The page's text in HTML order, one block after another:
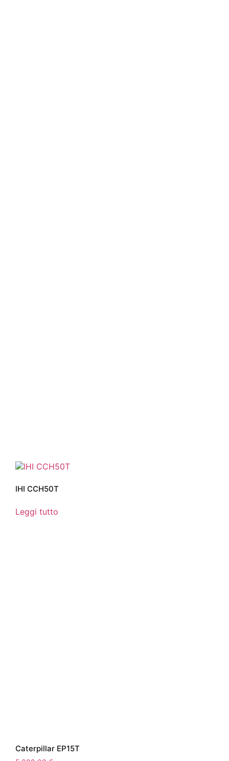
IHI CCH50T
Leggi tutto
Caterpillar EP15T